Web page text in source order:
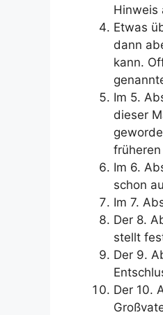
Hinweis
Etwas
dann
kann.
Im 5.
dieser
Im 6.
schon
Im 7.
Der 8.
stellt
Der 9.
Der 10.